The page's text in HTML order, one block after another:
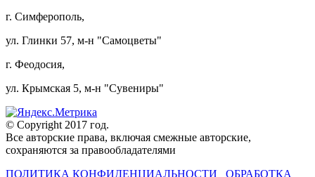
г. Симферополь,
ул. Глинки 57, м-н "Самоцветы"
г. Феодосия,
ул. Крымская 5, м-н "Сувениры"
© Copyright 2017 год.
Все авторские права, включая смежные авторские,
сохраняются за правообладателями
ПОЛИТИКА КОНФИДЕНЦИАЛЬНОСТИ
ОБРАБОТКА